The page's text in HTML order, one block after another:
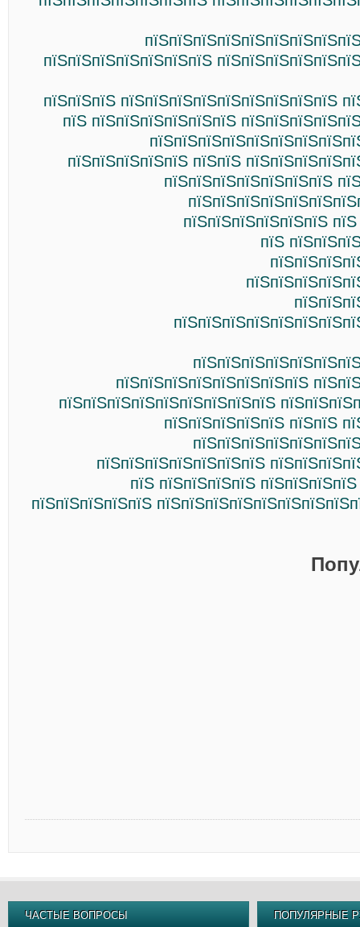
пїЅпїЅпїЅпїЅпїЅпїЅпїЅ
пїЅпїЅпїЅ пїЅпїЅпїЅпїЅпїЅпїЅпїЅпїЅпїЅ
пїЅ пїЅпїЅпїЅпїЅпїЅпїЅ
пїЅпїЅпїЅпїЅпїЅ пїЅпїЅ
пїЅпїЅпїЅпїЅпїЅпїЅпїЅ
пїЅпїЅпїЅпїЅпїЅпїЅ
пїЅ
пїЅпїЅпїЅпїЅпїЅпїЅпїЅпїЅ
пїЅпїЅпїЅпїЅпїЅпїЅпїЅпїЅпїЅ
пїЅпїЅпїЅпїЅпїЅ пїЅпїЅ
пїЅпїЅпїЅпїЅпїЅпїЅпїЅ
пїЅ пїЅпїЅпїЅпїЅ
пїЅпїЅпїЅпїЅпїЅ
ЧАСТЫЕ ВОПРОСЫ ПОПУЛЯРНЫЕ